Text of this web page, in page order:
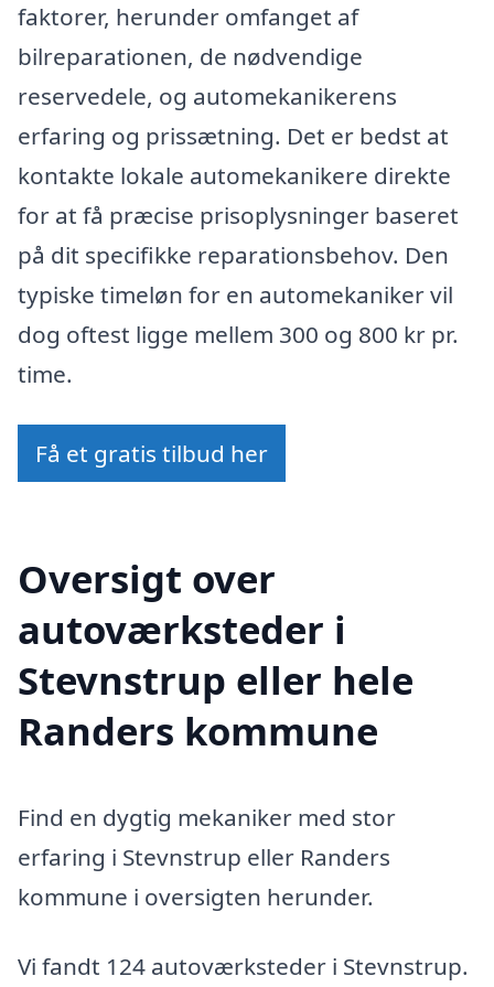
faktorer, herunder omfanget af
bilreparationen, de nødvendige
reservedele, og automekanikerens
erfaring og prissætning. Det er bedst at
kontakte lokale automekanikere direkte
for at få præcise prisoplysninger baseret
på dit specifikke reparationsbehov. Den
typiske timeløn for en automekaniker vil
dog oftest ligge mellem 300 og 800 kr pr.
time.
Få et gratis tilbud her
Oversigt over
autoværksteder i
Stevnstrup eller hele
Randers kommune
Find en dygtig mekaniker med stor
erfaring i Stevnstrup eller Randers
kommune i oversigten herunder.
Vi fandt 124 autoværksteder i Stevnstrup.